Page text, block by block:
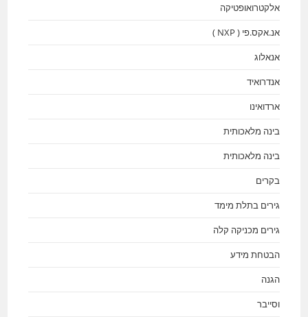
אלקטרואופטיקה
אנ.אקס.פי ( NXP )
אנאלוג
אנדרואיד
ארדואינו
בינה מלאכותית
בינה מלאכותית
בקרים
גירים בתלת מימד
גירים מכניקה קלה
הבטחת מידע
הגנה
וסייבר